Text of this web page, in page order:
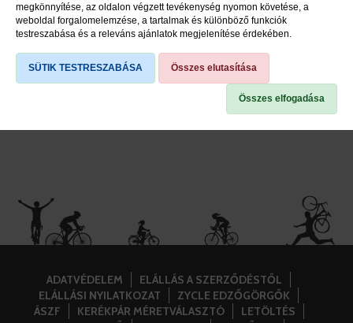
megkönnyítése, az oldalon végzett tevékenység nyomon követése, a
weboldal forgalomelemzése, a tartalmak és különböző funkciók
testreszabása és a releváns ajánlatok megjelenítése érdekében.
SÜTIK TESTRESZABÁSA Összes elutasítása
Összes elfogadása
Agyak
Tömlők és szelepek
Küllők és alkatrészeik
ADATVÉDELEM
ELÁLLÁS A SZERZŐDÉSTŐL
ELÁLLÁSI NYILATKOZAT
ZYCLE EDZŐGÖRGŐK
ÁSZF
KERÉKPÁR MÉRETVÁLASZTÓ
LETÖLTÉS